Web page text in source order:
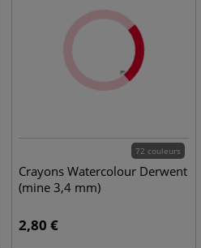
72 couleurs
Crayons Watercolour Derwent
(mine 3,4 mm)
2,80 €